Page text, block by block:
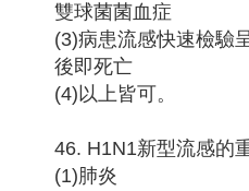
雙球菌菌血症
(3)病患流感快速檢驗
後即死亡
(4)以上皆可。
46. H1N1新型流感的
(1)肺炎